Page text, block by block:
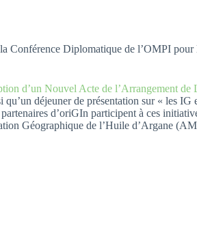
Conférence Diplomatique de l’OMPI
d’un Nouvel Acte de l’Arrangement
déjeuner de présentation sur « les
d’oriGIn participent à ces
Géographique de l’Huile d’Argane